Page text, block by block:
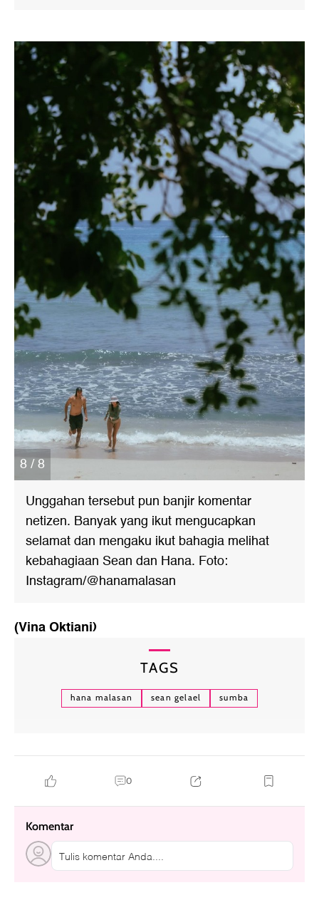
8 / 8
Unggahan tersebut pun banjir komentar
netizen. Banyak yang ikut mengucapkan
selamat dan mengaku ikut bahagia melihat
kebahagiaan Sean dan Hana. Foto:
Instagram/@hanamalasan
(Vina Oktiani)
TAGS
hana malasan sean gelael sumba
0
Komentar
Tulis komentar Anda....